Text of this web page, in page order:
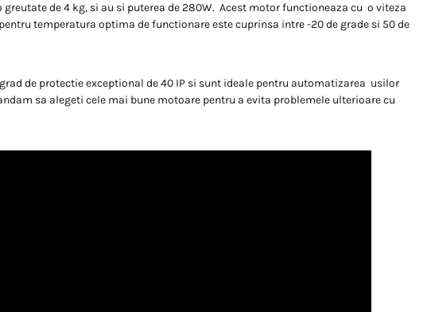
greutate de 4 kg, si au si puterea de 280W. Acest motor functioneaza cu o viteza
temperatura optima de functionare este cuprinsa intre -20 de grade si 50 de
de protectie exceptional de 40 IP si sunt ideale pentru automatizarea usilor
sa alegeti cele mai bune motoare pentru a evita problemele ulterioare cu